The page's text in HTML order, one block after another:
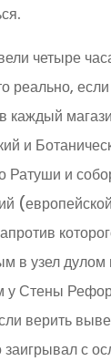
четыре
реально,
каждый
и
Ратуши и
в узел
у Стены
верить
с